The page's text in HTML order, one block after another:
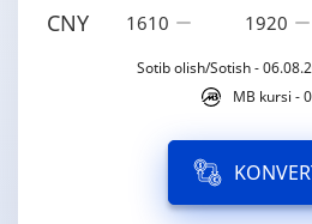
CNY 1610 1920
Sotib olish/Sotish -
MB kursi -